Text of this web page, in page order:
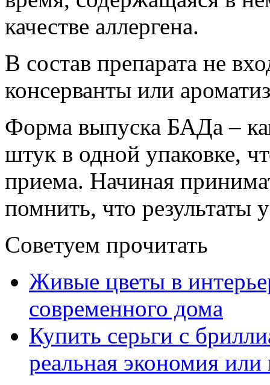
качестве аллергена.
В состав препарата не
консерванты или
Форма выпуска БАДа –
штук в одной упаковке,
приема. Начиная
помнить, что результаты
Советуем прочитать
Живые цветы в
современного дома
Купить серьги с
реальная экономия